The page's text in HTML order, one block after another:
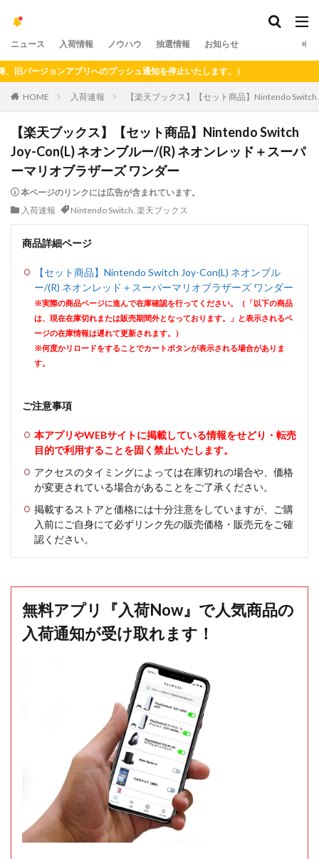
ニュース 入荷情報 ノウハウ 抽選情報 お知らせ
ジョンアプリへのプッシュ通知を停止いたします。）
HOME 入荷速報 【楽天ブックス】【セット商品】Nintendo
【楽天ブックス】【セット商品】Nintendo Switch
Joy-Con(L) ネオンブルー/(R) ネオンレッド＋スーパ
ーマリオブラザーズ ワンダー
本ページのリンクには広告が含まれています。
入荷速報
Nintendo Switch, 楽天ブックス
商品詳細ページ
【セット商品】Nintendo Switch Joy-Con(L) ネオンブル
ー/(R) ネオンレッド＋スーパーマリオブラザーズ ワンダー
※実際の商品ページに進んで在庫確認を行ってください。（「以下の商品
は、現在在庫切れまたは販売期間外となっております。」と表示されるペ
ージの在庫情報は遅れて更新されます。）
※何度かリロードをすることでカートボタンが表示される場合がありま
す。
ご注意事項
本アプリやWEBサイトに掲載している情報をせどり・転売
目的で利用することを固く禁止いたします。
アクセスのタイミングによっては在庫切れの場合や、価格
が変更されている場合があることをご了承ください。
掲載するストアと価格には十分注意をしていますが、ご購
入前にご自身にて必ずリンク先の販売価格・販売元をご確
認ください。
無料アプリ『入荷Now』で人気商品の
入荷通知が受け取れます！